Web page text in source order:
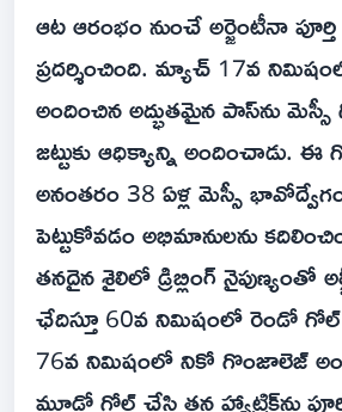
ఆట ఆరంభం నుంచే అర్జెంటీనా
ప్రదర్శించింది. మ్యాచ్ 17వ
అందించిన అద్భుతమైన పాస్‌ను
జట్టుకు ఆధిక్యాన్ని అందించాడు.
అనంతరం 38 ఏళ్ల మెస్సీ
పెట్టుకోవడం అభిమానులను
తనదైన శైలిలో డ్రిబ్లింగ్ నైపుణ్యంతో
ఛేదిస్తూ 60వ నిమిషంలో రెండో
76వ నిమిషంలో నికో గొంజాలెజ్
మూడో గోల్ చేసి తన హ్యాట్రిక్‌ను